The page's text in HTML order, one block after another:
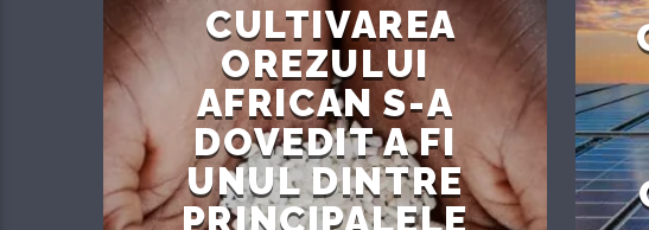
CULTIVAREA
OREZULUI
AFRICAN S-A
DOVEDIT A FI
UNUL DINTRE
PRINCIPALELE